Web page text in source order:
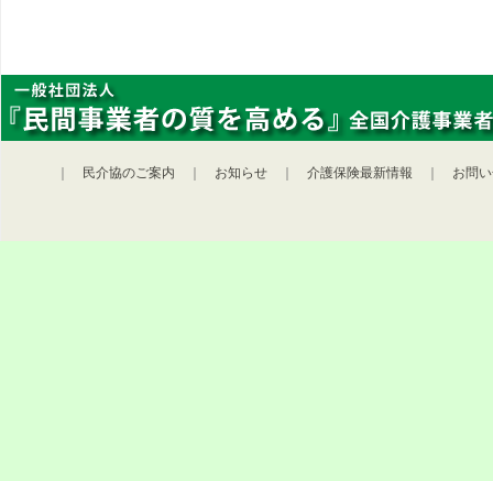
民介協のご案内 お知らせ 介護保険最新情報 お問